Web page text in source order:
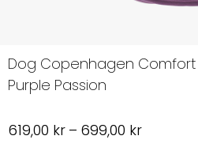
Dog Copenhagen Comfort
Purple Passion
619,00 kr – 699,00 kr